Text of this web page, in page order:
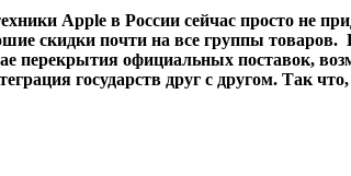
Apple в России сейчас просто не
скидки почти на все группы
перекрытия официальных поставок,
государств друг с другом. Так